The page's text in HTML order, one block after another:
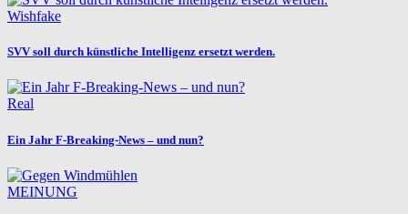
Wishfake
SVV soll durch künstliche Intelligenz ersetzt werden.
Real
Ein Jahr F-Breaking-News – und nun?
MEINUNG